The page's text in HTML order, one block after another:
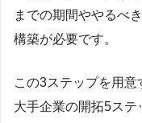
までの期間ややるべ
構築が必要です。
この3ステップを用意
大手企業の開拓5ステ